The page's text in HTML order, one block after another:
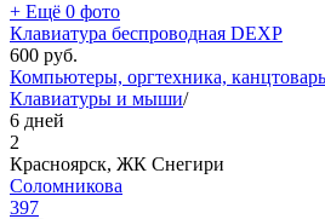
+ Ещё 0 фото
Клавиатура беспроводная DEXP
600 руб.
Компьютеры, оргтехника,
Клавиатуры и мыши/
6 дней
2
Красноярск, ЖК Снегири
Соломникова
397